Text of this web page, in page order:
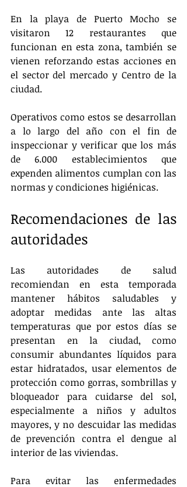
En la playa de Puerto Mocho se
visitaron 12 restaurantes que
funcionan en esta zona, también se
vienen reforzando estas acciones en
el sector del mercado y Centro de la
ciudad.
Operativos como estos se desarrollan
a lo largo del año con el fin de
inspeccionar y verificar que los más
de 6.000 establecimientos que
expenden alimentos cumplan con las
normas y condiciones higiénicas.
Recomendaciones de las
autoridades
Las autoridades de salud
recomiendan en esta temporada
mantener hábitos saludables y
adoptar medidas ante las altas
temperaturas que por estos días se
presentan en la ciudad, como
consumir abundantes líquidos para
estar hidratados, usar elementos de
protección como gorras, sombrillas y
bloqueador para cuidarse del sol,
especialmente a niños y adultos
mayores, y no descuidar las medidas
de prevención contra el dengue al
interior de las viviendas.
Para evitar las enfermedades